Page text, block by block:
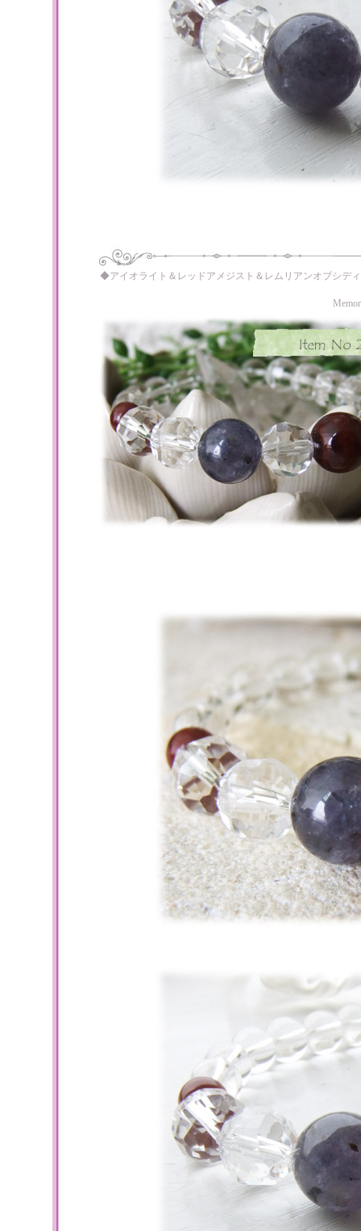
◆アイオライト＆レッドアメジスト＆レムリアンオブシデ